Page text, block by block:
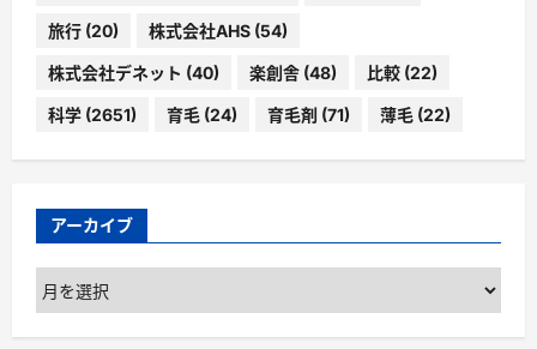
旅行 (20) 株式会社AHS (54)
株式会社デネット (40) 楽創舎 (48) 比較 (22)
科学 (2651) 育毛 (24) 育毛剤 (71) 薄毛 (22)
アーカイブ
ア
ー
カ